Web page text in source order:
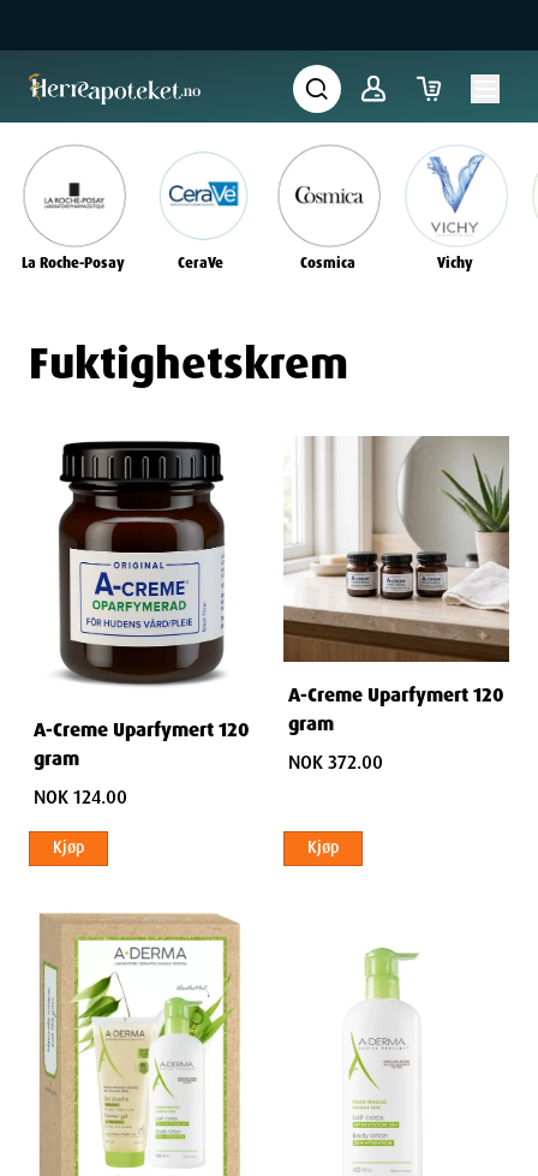
La Roche-Posay CeraVe Cosmica Vichy
Fuktighetskrem
A-Creme Uparfymert 120
gram
NOK 124.00
Kjøp
A-Creme Uparfymert 120
gram
NOK 372.00
Kjøp